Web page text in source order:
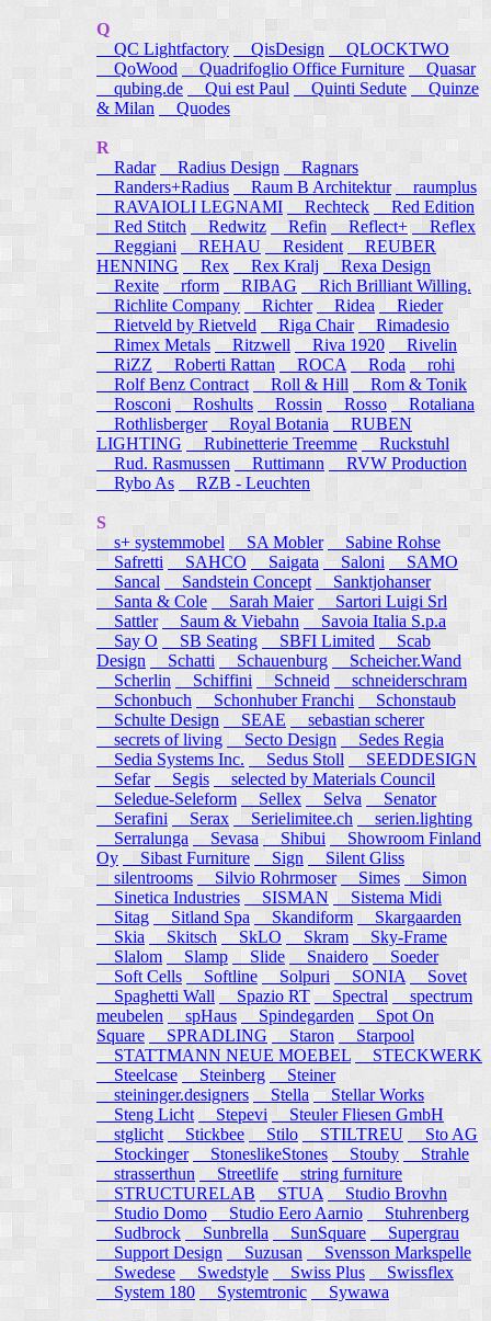
Q
QC Lightfactory
QisDesign
QLOCKTWO
QoWood Quadrifoglio Office Furniture
Quasar
qubing.de
Qui est Paul Quinti Sedute
Quinze
& Milan
Quodes
R
Radar
Radius Design
Ragnars
Randers+Radius
Raum B Architektur raumplus
RAVAIOLI LEGNAMI
Rechteck
Red Edition
Red Stitch
Redwitz Refin Reflect+
Reflex
Reggiani
REHAU Resident
REUBER
HENNING
Rex Rex Kralj
Rexa Design
Rexite
rform RIBAG
Rich Brilliant Willing.
Richlite Company
Richter Ridea
Rieder
Rietveld by Rietveld
Riga Chair
Rimadesio
Rimex Metals
Ritzwell Riva 1920
Rivelin
RiZZ
Roberti Rattan ROCA Roda
rohi
Rolf Benz Contract
Roll & Hill
Rom & Tonik
Rosconi Roshults Rossin Rosso
Rotaliana
Rothlisberger
Royal Botania
RUBEN
LIGHTING
Rubinetterie Treemme
Ruckstuhl
Rud. Rasmussen
Ruttimann
RVW Production
Rybo As
RZB - Leuchten
S
s+ systemmobel
SA Mobler
Sabine Rohse
Safretti
SAHCO Saigata Saloni
SAMO
Sancal
Sandstein Concept
Sanktjohanser
Santa & Cole
Sarah Maier
Sartori Luigi Srl
Sattler
Saum & Viebahn
Savoia Italia S.p.a
Say O
SB Seating SBFI Limited
Scab
Design
Schatti Schauenburg
Scheicher.Wand
Scherlin
Schiffini Schneid
schneiderschram
Schonbuch
Schonhuber Franchi
Schonstaub
Schulte Design
SEAE
sebastian scherer
secrets of living
Secto Design
Sedes Regia
Sedia Systems Inc.
Sedus Stoll
SEEDDESIGN
Sefar
Segis
selected by Materials Council
Seledue-Seleform
Sellex Selva
Senator
Serafini
Serax Serielimitee.ch
serien.lighting
Serralunga
Sevasa Shibui
Showroom Finland
Oy
Sibast Furniture Sign
Silent Gliss
silentrooms
Silvio Rohrmoser Simes Simon
Sinetica Industries
SISMAN
Sistema Midi
Sitag
Sitland Spa Skandiform
Skargaarden
Skia
Skitsch SkLO Skram
Sky-Frame
Slalom
Slamp Slide Snaidero
Soeder
Soft Cells
Softline Solpuri SONIA
Sovet
Spaghetti Wall
Spazio RT Spectral
spectrum
meubelen
spHaus Spindegarden
Spot On
Square
SPRADLING Staron
Starpool
STATTMANN NEUE MOEBEL
STECKWERK
Steelcase
Steinberg
Steiner
steininger.designers
Stella Stellar Works
Steng Licht
Stepevi
Steuler Fliesen GmbH
stglicht
Stickbee Stilo STILTREU
Sto AG
Stockinger
StoneslikeStones Stouby
Strahle
strasserthun
Streetlife
string furniture
STRUCTURELAB
STUA
Studio Brovhn
Studio Domo
Studio Eero Aarnio
Stuhrenberg
Sudbrock
Sunbrella SunSquare
Supergrau
Support Design
Suzusan
Svensson Markspelle
Swedese
Swedstyle Swiss Plus
Swissflex
System 180
Systemtronic Sywawa